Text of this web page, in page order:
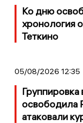
Ко дню
хронология
Теткино
05/08/2026 12:35
освободила
атаковали